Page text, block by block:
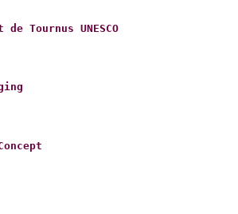
Tournus UNESCO